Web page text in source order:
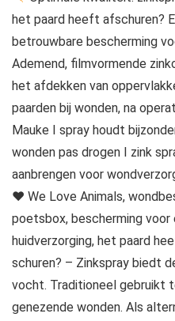
het paard heeft afschuren?
betrouwbare bescherming
Ademend, filmvormende
het afdekken van
paarden bij wonden, na
Mauke I spray houdt
wonden pas drogen I zink
aanbrengen voor
♥ We Love Animals,
poetsbox, bescherming voor
huidverzorging, het paard
schuren? – Zinkspray biedt
vocht. Traditioneel gebruikt
genezende wonden. Als